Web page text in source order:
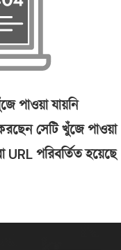
পাওয়া যায়নি
সেটি খুঁজে পাওয়া
URL পরিবর্তিত হয়েছে